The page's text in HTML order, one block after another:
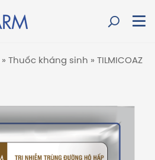
» Thuốc kháng sinh » TILMICOAZ